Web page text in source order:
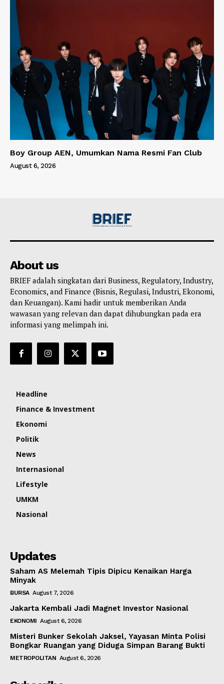
Boy Group AEN, Umumkan Nama Resmi Fan Club
August 6, 2026
About us
BRIEF adalah singkatan dari Business, Regulatory, Industry,
Economics, and Finance (Bisnis, Regulasi, Industri, Ekonomi,
dan Keuangan). Kami hadir untuk memberikan Anda
wawasan yang relevan dan dapat dihubungkan pada era
informasi yang melimpah ini.
Headline
Finance & Investment
Ekonomi
Politik
News
Internasional
Lifestyle
UMKM
Nasional
Updates
Saham AS Melemah Tipis Dipicu Kenaikan Harga
Minyak
BURSA August 7, 2026
Jakarta Kembali Jadi Magnet Investor Nasional
EKONOMI August 6, 2026
Misteri Bunker Sekolah Jaksel, Yayasan Minta Polisi
Bongkar Ruangan yang Diduga Simpan Barang Bukti
METROPOLITAN August 6, 2026